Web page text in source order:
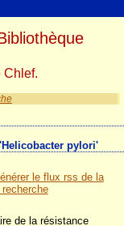
pylori'
le flux rss de la
de la résistance
Chlef.